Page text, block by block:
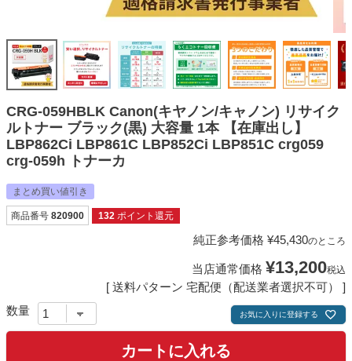
ご利用ガイド
よくある質問
お問い合わせ
会員専用商品
CRG-059HBLK Canon(キヤノン/キャノン) リサイク
ルトナー ブラック(黒) 大容量 1本 【在庫出し】
LBP862Ci LBP861C LBP852Ci LBP851C crg059
crg-059h トナーカ
まとめ買い値引き
商品番号 820900 132 ポイント還元
純正参考価格 ¥45,430のところ
当店通常価格 ¥13,200税込
送料パターン 宅配便（配送業者選択不可）
お気に入りに登録する
カートに入れる